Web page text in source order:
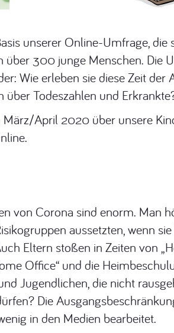
unserer Online-Umfrage,
300 junge Menschen. Die
Wie erleben sie diese Zeit
Todeszahlen und
April 2020 über unsere
von Corona sind enorm. Man
aussetzten, wenn
Eltern stoßen in Zeiten von
Office“ und die
Jugendlichen, die nicht
Die
in den Medien bearbeitet.